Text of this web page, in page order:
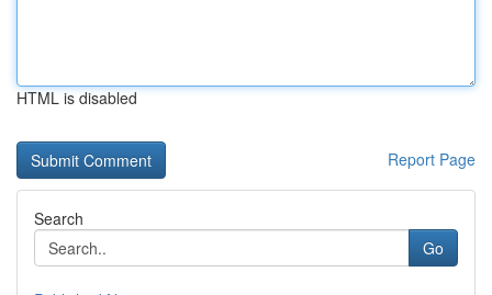
HTML is disabled
Report Page
Search
Go